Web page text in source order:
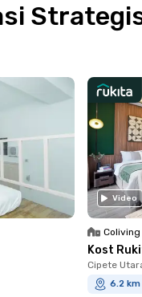
Video
Coliving
Kost
Cipete
6.2